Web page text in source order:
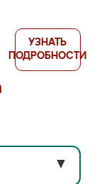
УЗНАТЬ
ПОДРОБНОСТИ
▼